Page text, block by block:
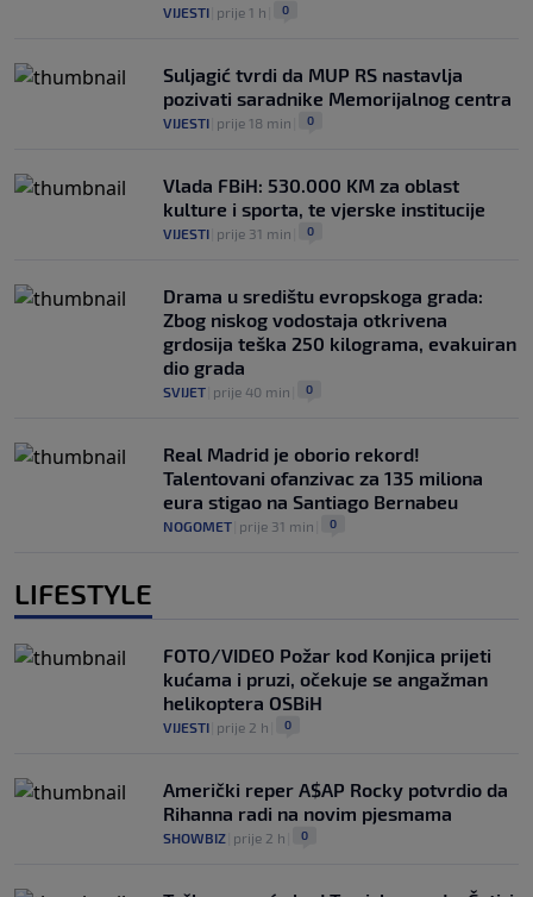
VIJESTI prije 1 h 0
Suljagić tvrdi da MUP RS nastavlja
pozivati saradnike Memorijalnog centra
VIJESTI prije 18 min 0
Vlada FBiH: 530.000 KM za oblast
kulture i sporta, te vjerske institucije
VIJESTI prije 31 min 0
Drama u središtu evropskoga grada:
Zbog niskog vodostaja otkrivena
grdosija teška 250 kilograma, evakuiran
dio grada
SVIJET prije 40 min 0
Real Madrid je oborio rekord!
Talentovani ofanzivac za 135 miliona
eura stigao na Santiago Bernabeu
NOGOMET prije 31 min 0
LIFESTYLE
FOTO/VIDEO Požar kod Konjica prijeti
kućama i pruzi, očekuje se angažman
helikoptera OSBiH
VIJESTI prije 2 h 0
Američki reper A$AP Rocky potvrdio da
Rihanna radi na novim pjesmama
SHOWBIZ prije 2 h 0